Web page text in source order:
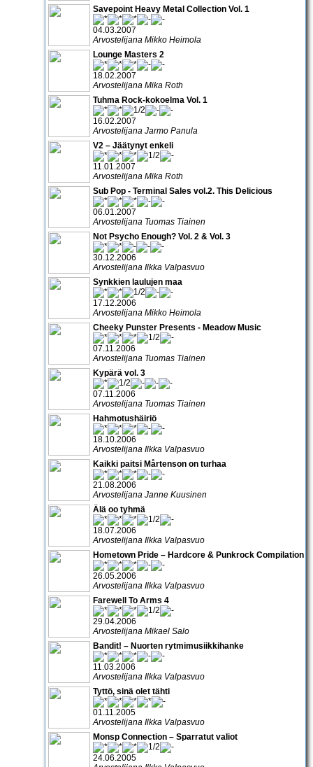
Savepoint Heavy Metal Collection Vol. 1
04.03.2007
Arvostelijana Mikko Heimola
Lounge Masters 2
18.02.2007
Arvostelijana Mika Roth
Tuhma Rock-kokoelma Vol. 1
16.02.2007
Arvostelijana Jarmo Panula
V2 – Jäätynyt enkeli
11.01.2007
Arvostelijana Mika Roth
Sub Pop - Terminal Sales vol.2. This Delicious
06.01.2007
Arvostelijana Tuomas Tiainen
Not Psycho Enough? Vol. 2 & Vol. 3
30.12.2006
Arvostelijana Ilkka Valpasvuo
Synkkien laulujen maa
17.12.2006
Arvostelijana Mikko Heimola
Cheeky Punster Presents - Meadow Music
07.11.2006
Arvostelijana Tuomas Tiainen
Kypärä vol. 3
07.11.2006
Arvostelijana Tuomas Tiainen
Hahmotushäiriö
18.10.2006
Arvostelijana Ilkka Valpasvuo
Kaikki paitsi Mårtenson on turhaa
21.08.2006
Arvostelijana Janne Kuusinen
Älä oo tyhmä
18.07.2006
Arvostelijana Ilkka Valpasvuo
Hometown Pride – Hardcore & Punkrock Compilation
26.05.2006
Arvostelijana Ilkka Valpasvuo
Farewell To Arms 4
29.04.2006
Arvostelijana Mikael Salo
Bandit! – Nuorten rytmimusiikkihanke
11.03.2006
Arvostelijana Ilkka Valpasvuo
Tyttö, sinä olet tähti
01.11.2005
Arvostelijana Ilkka Valpasvuo
Monsp Connection – Sparratut valiot
24.06.2005